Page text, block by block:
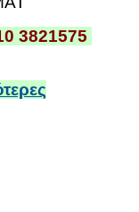
3821575